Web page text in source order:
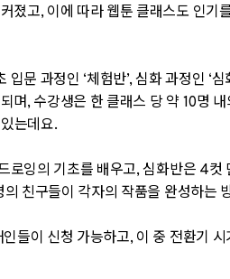
졌고, 이에 따라 웹툰 클래스도 인기
입문 과정인 ‘체험반’,심화 과정인 ‘심
며, 수강생은 한 클래스 당 약10명
는데요.
로잉의 기초를 배우고,심화반은 4컷
의 친구들이 각자의 작품을 완성하는
들이 신청 가능하고, 이 중 전환기